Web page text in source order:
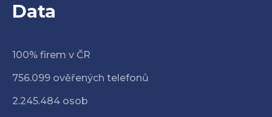
Data
100% firem v ČR
756.099 ověřených telefonů
2.245.484 osob